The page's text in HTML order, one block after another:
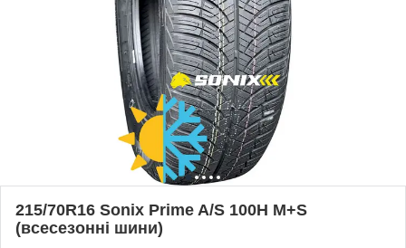
215/70R16 Sonix Prime A/S 100H M+S
(всесезонні шини)